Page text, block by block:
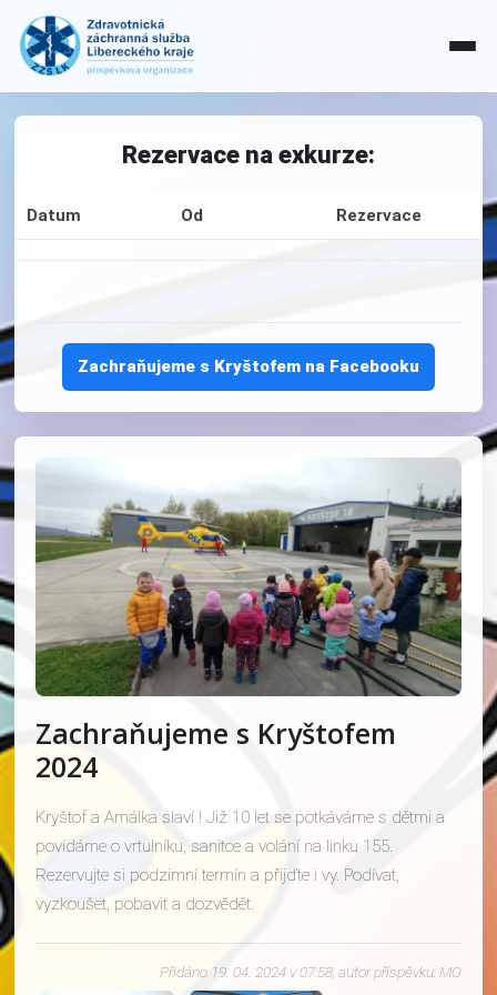
Rezervace na exkurze:
Datum Od Rezervace
Zachraňujeme s Kryštofem na Facebooku
Zachraňujeme s Kryštofem
2024
Kryštof a Amálka slaví ! Již 10 let se potkáváme s dětmi a
povídáme o vrtulníku, sanitce a volání na linku 155.
Rezervujte si podzimní termín a přijďte i vy. Podívat,
vyzkoušet, pobavit a dozvědět.
Přidáno 19. 04. 2024 v 07:58, autor příspěvku: MO